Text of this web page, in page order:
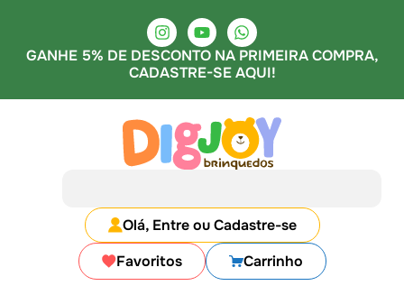
GANHE 5% DE DESCONTO NA PRIMEIRA COMPRA,
CADASTRE-SE AQUI!
Olá, Entre ou Cadastre-se
Favoritos
Carrinho